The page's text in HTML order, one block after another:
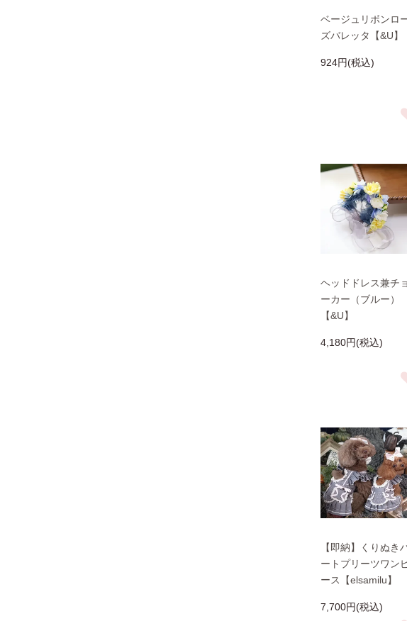
ベージュリボンロ
ズバレッタ【&U】
924円(税込)
ヘッドドレス兼チョ
ーカー（ブルー）
【&U】
4,180円(税込)
【即納】くりぬき
ートプリーツワン
ース【elsamilu】
7,700円(税込)